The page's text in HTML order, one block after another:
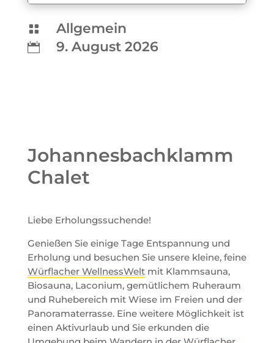
 Allgemein
 9. August 2026
Johannesbachklamm
Chalet
Liebe Erholungssuchende!
Genießen Sie einige Tage Entspannung und
Erholung und besuchen Sie unsere kleine, feine
Würflacher WellnessWeltmit Klammsauna,
Biosauna, Laconium, gemütlichem Ruheraum
und Ruhebereich mit Wiese im Freien und der
Panoramaterrasse. Eine weitere Möglichkeit ist
einen Aktivurlaub und Sie erkunden die